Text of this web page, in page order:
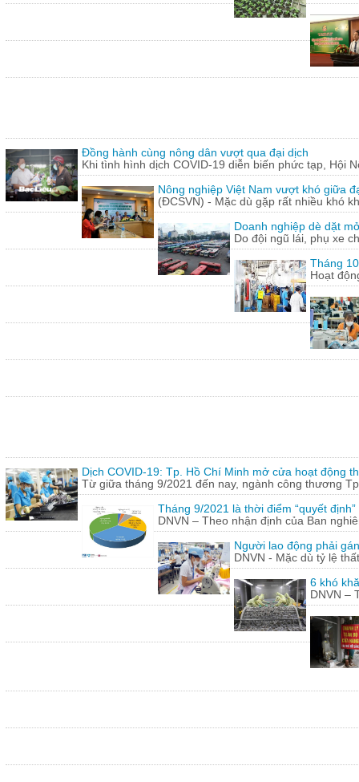
Đồng hành cùng nông dân vượt qua đại dịch
Khi tình hình dịch COVID-19 diễn biến phức tạp, Hội
Nông nghiệp Việt Nam vượt khó giữa
(ĐCSVN) - Mặc dù gặp rất nhiều khó
Doanh nghiệp dè dặt
Do đội ngũ lái, phụ xe
Tháng
Hoạt
Dịch COVID-19: Tp. Hồ Chí Minh mở cửa hoạt động
Từ giữa tháng 9/2021 đến nay, ngành công thương
Tháng 9/2021 là thời điểm “quyết
DNVN – Theo nhận định của Ban
Người lao động phải
DNVN - Mặc dù tỷ lệ
6 khó
DNVN –